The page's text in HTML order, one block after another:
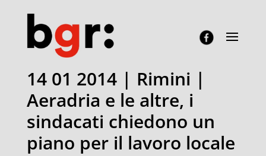
14 01 2014 | Rimini |
Aeradria e le altre, i
sindacati chiedono un
piano per il lavoro locale